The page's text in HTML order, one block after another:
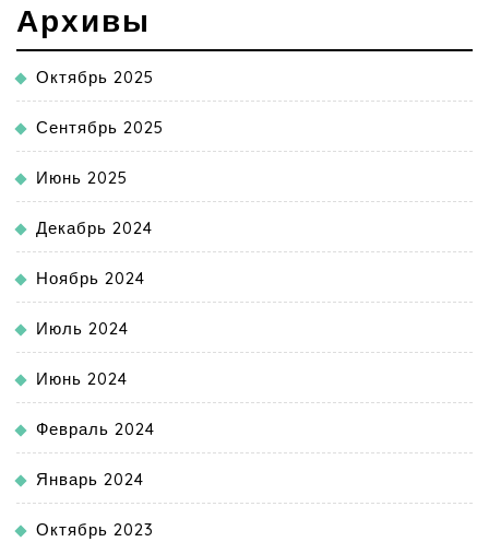
Архивы
Октябрь 2025
Сентябрь 2025
Июнь 2025
Декабрь 2024
Ноябрь 2024
Июль 2024
Июнь 2024
Февраль 2024
Январь 2024
Октябрь 2023